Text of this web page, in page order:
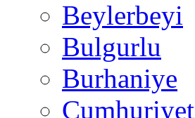
Beylerbeyi
Bulgurlu
Burhaniye
Cumhuriyet